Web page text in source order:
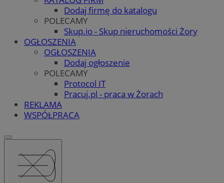
Dodaj firmę do katalogu
POLECAMY
Skup.io - Skup nieruchomości Żory
OGŁOSZENIA
OGŁOSZENIA
Dodaj ogłoszenie
POLECAMY
Protocol IT
Pracuj.pl - praca w Żorach
REKLAMA
WSPÓŁPRACA